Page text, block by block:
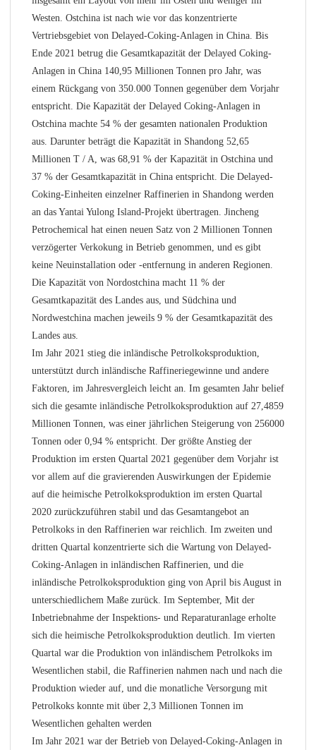
Westen. Ostchina ist nach wie vor das konzentrierte
Vertriebsgebiet von Delayed-Coking-Anlagen in China. Bis
Ende 2021 betrug die Gesamtkapazität der Delayed Coking-
Anlagen in China 140,95 Millionen Tonnen pro Jahr, was
einem Rückgang von 350.000 Tonnen gegenüber dem Vorjahr
entspricht. Die Kapazität der Delayed Coking-Anlagen in
Ostchina machte 54 % der gesamten nationalen Produktion
aus. Darunter beträgt die Kapazität in Shandong 52,65
Millionen T / A, was 68,91 % der Kapazität in Ostchina und
37 % der Gesamtkapazität in China entspricht. Die Delayed-
Coking-Einheiten einzelner Raffinerien in Shandong werden
an das Yantai Yulong Island-Projekt übertragen. Jincheng
Petrochemical hat einen neuen Satz von 2 Millionen Tonnen
verzögerter Verkokung in Betrieb genommen, und es gibt
keine Neuinstallation oder -entfernung in anderen Regionen.
Die Kapazität von Nordostchina macht 11 % der
Gesamtkapazität des Landes aus, und Südchina und
Nordwestchina machen jeweils 9 % der Gesamtkapazität des
Landes aus.
Im Jahr 2021 stieg die inländische Petrolkoksproduktion,
unterstützt durch inländische Raffineriegewinne und andere
Faktoren, im Jahresvergleich leicht an. Im gesamten Jahr belief
sich die gesamte inländische Petrolkoksproduktion auf 27,4859
Millionen Tonnen, was einer jährlichen Steigerung von 256000
Tonnen oder 0,94 % entspricht. Der größte Anstieg der
Produktion im ersten Quartal 2021 gegenüber dem Vorjahr ist
vor allem auf die gravierenden Auswirkungen der Epidemie
auf die heimische Petrolkoksproduktion im ersten Quartal
2020 zurückzuführen stabil und das Gesamtangebot an
Petrolkoks in den Raffinerien war reichlich. Im zweiten und
dritten Quartal konzentrierte sich die Wartung von Delayed-
Coking-Anlagen in inländischen Raffinerien, und die
inländische Petrolkoksproduktion ging von April bis August in
unterschiedlichem Maße zurück. Im September, Mit der
Inbetriebnahme der Inspektions- und Reparaturanlage erholte
sich die heimische Petrolkoksproduktion deutlich. Im vierten
Quartal war die Produktion von inländischem Petrolkoks im
Wesentlichen stabil, die Raffinerien nahmen nach und nach die
Produktion wieder auf, und die monatliche Versorgung mit
Petrolkoks konnte mit über 2,3 Millionen Tonnen im
Wesentlichen gehalten werden
Im Jahr 2021 war der Betrieb von Delayed-Coking-Anlagen in